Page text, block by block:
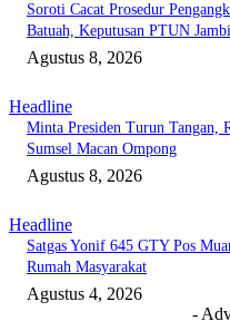
Soroti Cacat Prosedur
Batuah, Keputusan PTUN
Agustus 8, 2026
Headline
Minta Presiden Turun Tangan,
Sumsel Macan Ompong
Agustus 8, 2026
Headline
Satgas Yonif 645 GTY Pos
Rumah Masyarakat
Agustus 4, 2026
-